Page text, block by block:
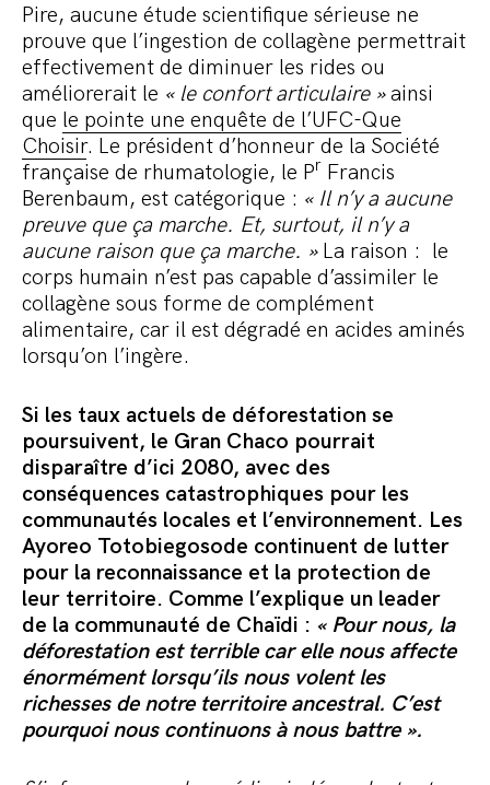
Pire, aucune étude scientifique sérieuse ne
prouve que l’ingestion de collagène permettrait
effectivement de diminuer les rides ou
améliorerait le « le confort articulaire »ainsi
que le pointe une enquête de l’UFC-Que
Choisir. Le président d’honneur de la Société
française de rhumatologie, le Pr Francis
Berenbaum, est catégorique : « Il n’y a aucune
preuve que ça marche. Et, surtout, il n’y a
aucune raison que ça marche. » La raison : le
corps humain n’est pas capable d’assimiler le
collagène sous forme de complément
alimentaire, car il est dégradé en acides aminés
lorsqu’on l’ingère.
Si les taux actuels de déforestation se
poursuivent, le Gran Chaco pourrait
disparaître d’ici 2080, avec des
conséquences catastrophiques pour les
communautés locales et l’environnement. Les
Ayoreo Totobiegosode continuent de lutter
pour la reconnaissance et la protection de
leur territoire. Comme l’explique un leader
de la communauté de Chaïdi : « Pour nous, la
déforestation est terrible car elle nous affecte
énormément lorsqu’ils nous volent les
richesses de notre territoire ancestral. C’est
pourquoi nous continuons à nous battre ».